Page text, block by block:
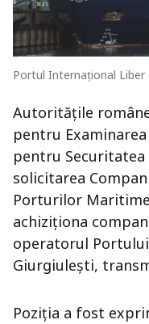
Portul Internațional Liber
Autoritățile
pentru
pentru
solicitarea
Porturilor
achiziționa
operatorul
Giurgiulești,
Poziția a fost